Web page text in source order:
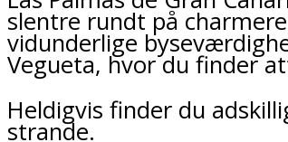
slentre rundt på
vidunderlige
Vegueta, hvor du finder
Heldigvis finder du
strande.